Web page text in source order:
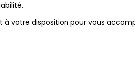
à votre disposition pour vous